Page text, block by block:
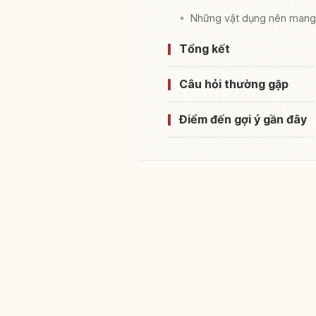
Những vật dụng nên
Tổng kết
Câu hỏi thường gặp
Điểm đến gợi ý gần đây